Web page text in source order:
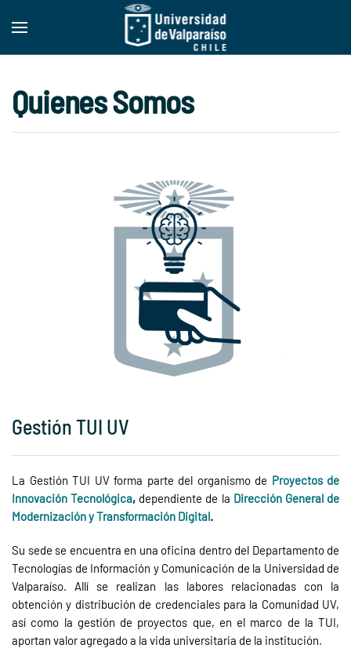
Skip to main content
Quienes Somos
Gestión TUI UV
La Gestión TUI UV forma parte del organismo de Proyectos de
Innovación Tecnológica, dependiente de la Dirección General de
Modernización y Transformación Digital.
Su sede se encuentra en una oficina dentro del Departamento de
Tecnologías de Información y Comunicación de la Universidad de
Valparaíso. Allí se realizan las labores relacionadas con la
obtención y distribución de credenciales para la Comunidad UV,
así como la gestión de proyectos que, en el marco de la TUI,
aportan valor agregado a la vida universitaria de la institución.